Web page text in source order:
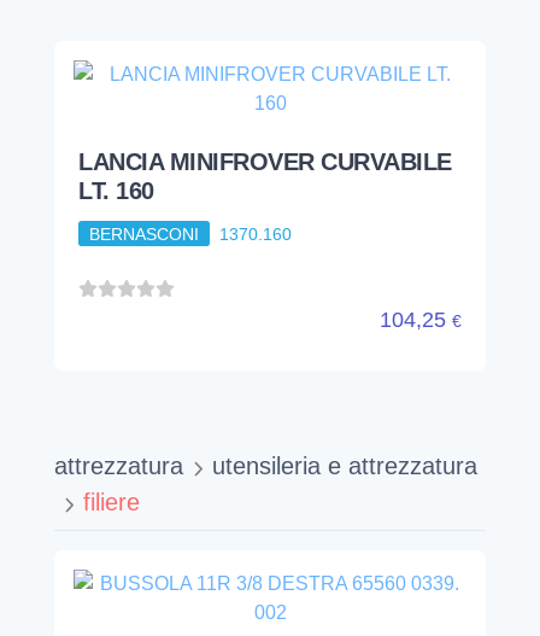
LANCIA MINIFROVER CURVABILE
LT. 160
BERNASCONI 1370.160
104,25 €
attrezzatura
utensileria e attrezzatura
filiere